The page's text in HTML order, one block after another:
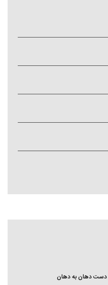
دست دهان به دهان